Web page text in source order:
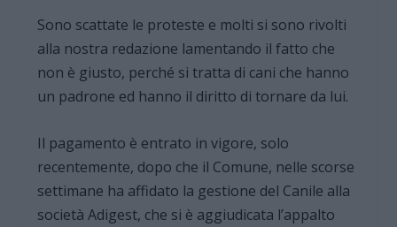
Sono scattate le proteste e molti si sono rivolti
alla nostra redazione lamentando il fatto che
non è giusto, perché si tratta di cani che hanno
un padrone ed hanno il diritto di tornare da lui.
Il pagamento è entrato in vigore, solo
recentemente, dopo che il Comune, nelle scorse
settimane ha affidato la gestione del Canile alla
società Adigest, che si è aggiudicata l’appalto